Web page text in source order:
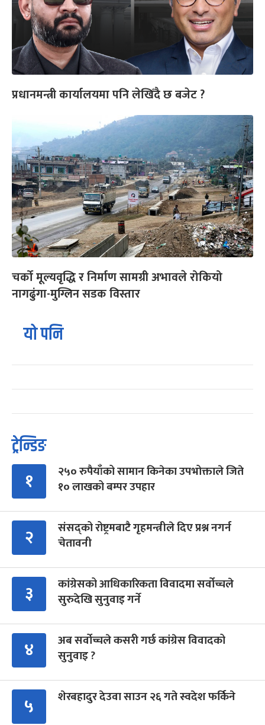
प्रधानमन्त्री कार्यालयमा पनि लेखिँदै छ बजेट ?
चर्को मूल्यवृद्धि र निर्माण सामग्री अभावले रोकियो
नागढुंगा-मुग्लिन सडक विस्तार
यो पनि
ट्रेन्डिङ
१
२५० रुपैयाँको सामान किनेका उपभोक्ताले जिते
१० लाखको बम्पर उपहार
२
संसद्को रोष्ट्रमबाटै गृहमन्त्रीले दिए प्रश्न नगर्न
चेतावनी
३
कांग्रेसको आधिकारिकता विवादमा सर्वोच्चले
सुरुदेखि सुनुवाइ गर्ने
४
अब सर्वोच्चले कसरी गर्छ कांग्रेस विवादको
सुनुवाइ ?
५ शेरबहादुर देउवा साउन २६ गते स्वदेश फर्किने